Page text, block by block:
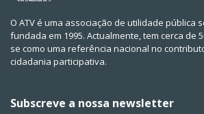
O ATV é uma associação de utilidade pública
fundada em 1995. Actualmente, tem cerca de
se como uma referência nacional no
cidadania participativa.
Subscreve a nossa newsletter